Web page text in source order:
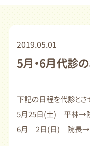
2019.05.01
5月・6月代診
下記の日程を代診とさ
5月25日(土) 平林→
6月 2日(日) 院長→